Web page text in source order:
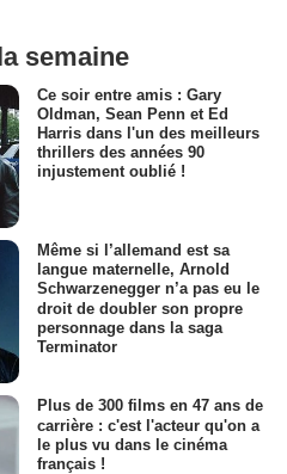
semaine
Ce soir entre amis : Gary
Oldman, Sean Penn et Ed
Harris dans l'un des meilleurs
thrillers des années 90
injustement oublié !
Même si l’allemand est sa
langue maternelle, Arnold
Schwarzenegger n’a pas eu le
droit de doubler son propre
personnage dans la saga
Terminator
Plus de 300 films en 47 ans de
carrière : c'est l'acteur qu'on a
le plus vu dans le cinéma
français !